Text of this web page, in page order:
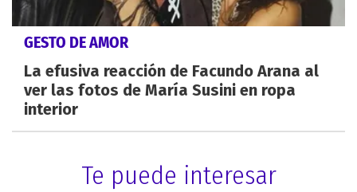
GESTO DE AMOR
La efusiva reacción de Facundo Arana al
ver las fotos de María Susini en ropa
interior
Te puede interesar